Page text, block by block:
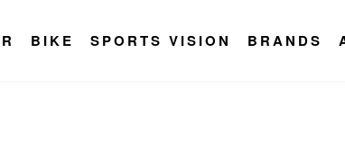
BIKE SPORTS VISION BRANDS